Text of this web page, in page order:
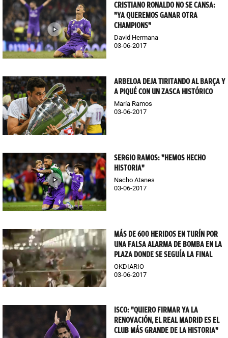
CRISTIANO RONALDO NO SE CANSA:
"YA QUEREMOS GANAR OTRA
CHAMPIONS"
David Hermana
03-06-2017
ARBELOA DEJA TIRITANDO AL BARÇA Y
A PIQUÉ CON UN ZASCA HISTÓRICO
María Ramos
03-06-2017
SERGIO RAMOS: "HEMOS HECHO
HISTORIA"
Nacho Atanes
03-06-2017
MÁS DE 600 HERIDOS EN TURÍN POR
UNA FALSA ALARMA DE BOMBA EN LA
PLAZA DONDE SE SEGUÍA LA FINAL
OKDIARIO
03-06-2017
ISCO: "QUIERO FIRMAR YA LA
RENOVACIÓN, EL REAL MADRID ES EL
CLUB MÁS GRANDE DE LA HISTORIA"